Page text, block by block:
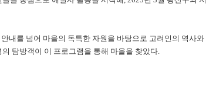
내를 넘어 마을의 독특한 자원을 바탕으로 고려인의 역사와
탐방객이 이 프로그램을 통해 마을을 찾았다.